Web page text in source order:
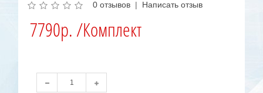
0 отзывов | Написать отзыв
7790р. /Комплект